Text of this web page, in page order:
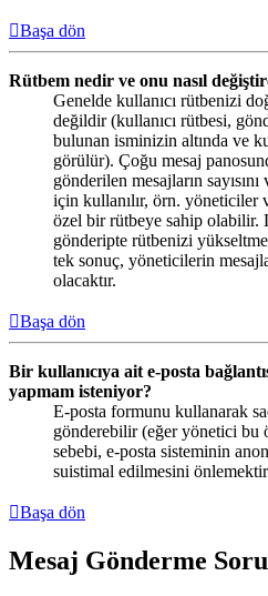
Başa dön
Rütbem nedir ve onu nasıl
Genelde kullanıcı rütbenizi
değildir (kullanıcı rütbesi,
bulunan isminizin altında ve
görülür). Çoğu mesaj
gönderilen mesajların
için kullanılır, örn. yöneticiler
özel bir rütbeye sahip olabilir.
gönderipte rütbenizi
tek sonuç, yöneticilerin
olacaktır.
Başa dön
Bir kullanıcıya ait e-posta
yapmam isteniyor?
E-posta formunu kullanarak
gönderebilir (eğer yönetici
sebebi, e-posta sisteminin
suistimal edilmesini
Başa dön
Mesaj Gönderme